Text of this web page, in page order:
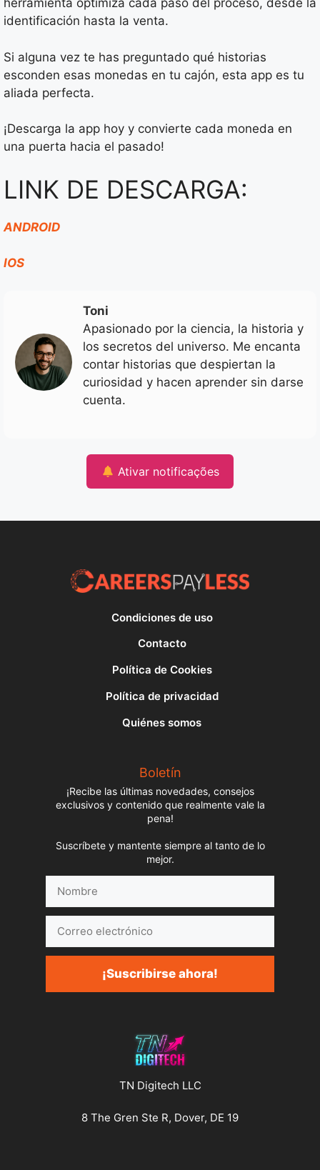
herramienta optimiza cada paso del proceso, desde la
identificación hasta la venta.
Si alguna vez te has preguntado qué historias
esconden esas monedas en tu cajón, esta app es tu
aliada perfecta.
¡Descarga la app hoy y convierte cada moneda en
una puerta hacia el pasado!
LINK DE DESCARGA:
ANDROID
IOS
Toni
Apasionado por la ciencia, la historia y
los secretos del universo. Me encanta
contar historias que despiertan la
curiosidad y hacen aprender sin darse
cuenta.
Ativar notificações
Condiciones de uso
Contacto
Política de Cookies
Política de privacidad
Quiénes somos
Boletín
¡Recibe las últimas novedades, consejos
exclusivos y contenido que realmente vale la
pena!
Suscríbete y mantente siempre al tanto de lo
mejor.
electrónico
¡Suscribirse ahora!
TN Digitech LLC
8 The Gren Ste R, Dover, DE 19